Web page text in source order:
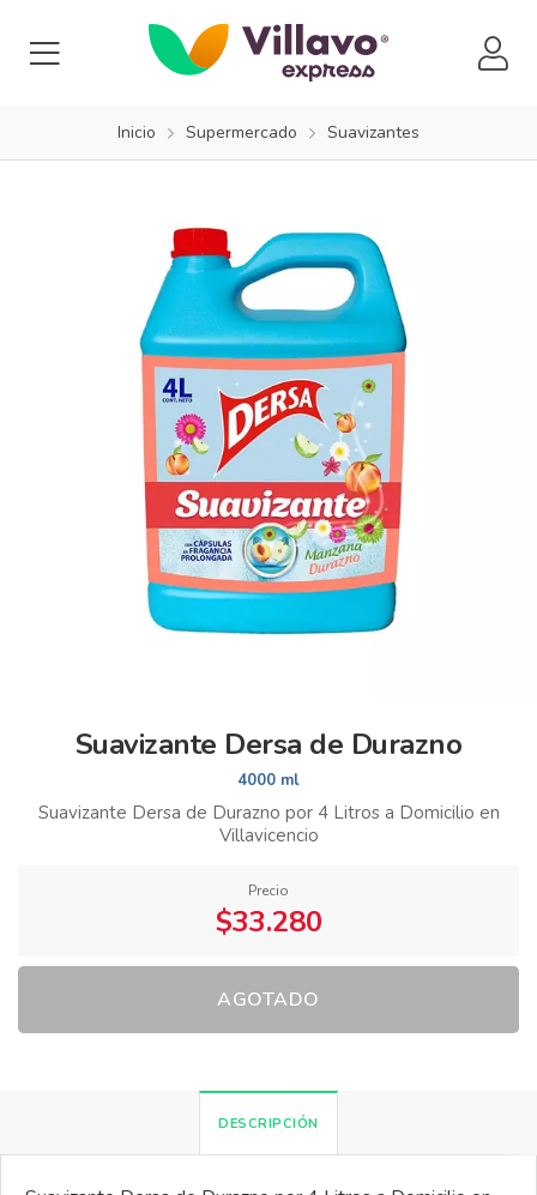
Inicio Supermercado Suavizantes
Suavizante Dersa de Durazno
4000 ml
Suavizante Dersa de Durazno por 4 Litros a Domicilio en
Villavicencio
Precio
$33.280
AGOTADO
DESCRIPCIÓN